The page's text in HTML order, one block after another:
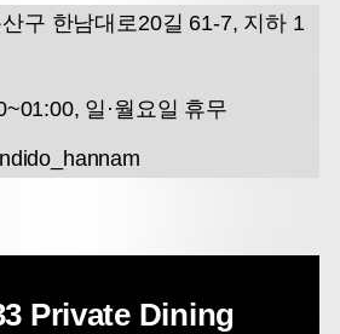
구 한남대로20길 61-7, 지하 1
일·월요일 휴무
Private Dining